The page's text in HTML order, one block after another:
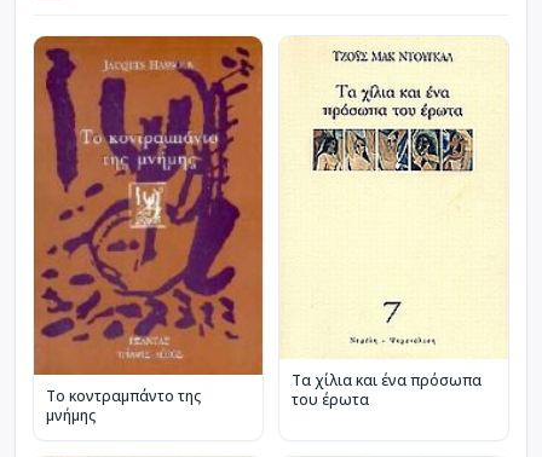
Το κοντραμπάντο της
μνήμης
Τα χίλια και ένα πρόσωπα
του έρωτα